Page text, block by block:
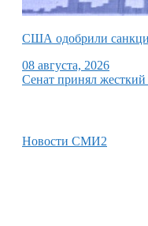
США одобрили
08 августа, 2026
Сенат принял жесткий
Новости СМИ2